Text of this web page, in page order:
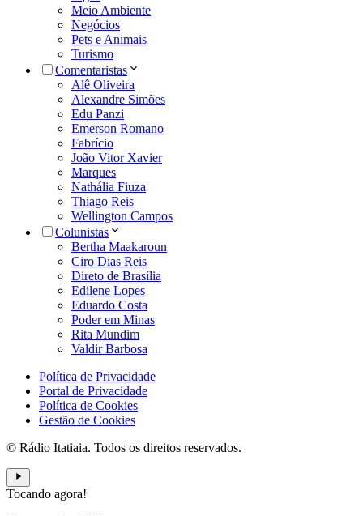
Meio Ambiente
Negócios
Pets e Animais
Turismo
Comentaristas
Alê Oliveira
Alexandre Simões
Edu Panzi
Emerson Romano
Fabrício
João Vitor Xavier
Marques
Nathália Fiuza
Thiago Reis
Wellington Campos
Colunistas
Bertha Maakaroun
Ciro Dias Reis
Direto de Brasília
Edilene Lopes
Eduardo Costa
Poder em Minas
Rita Mundim
Valdir Barbosa
Política de Privacidade
Portal de Privacidade
Política de Cookies
Gestão de Cookies
© Rádio Itatiaia. Todos os direitos reservados.
Tocando agora!